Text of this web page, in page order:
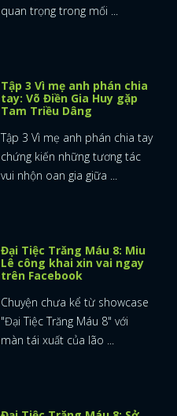
quan trọng trong mối ...
Tập 3 Vì mẹ anh phán chia
tay: Võ Điền Gia Huy gặp
Tam Triều Dâng
Tập 3 Vì mẹ anh phán chia tay
chứng kiến những tương tác
vui nhộn oan gia giữa ...
Đại Tiệc Trăng Máu 8: Miu
Lê công khai xin vai ngay
trên Facebook
Chuyện chưa kể từ showcase
"Đại Tiệc Trăng Máu 8" với
màn tái xuất của lão ...